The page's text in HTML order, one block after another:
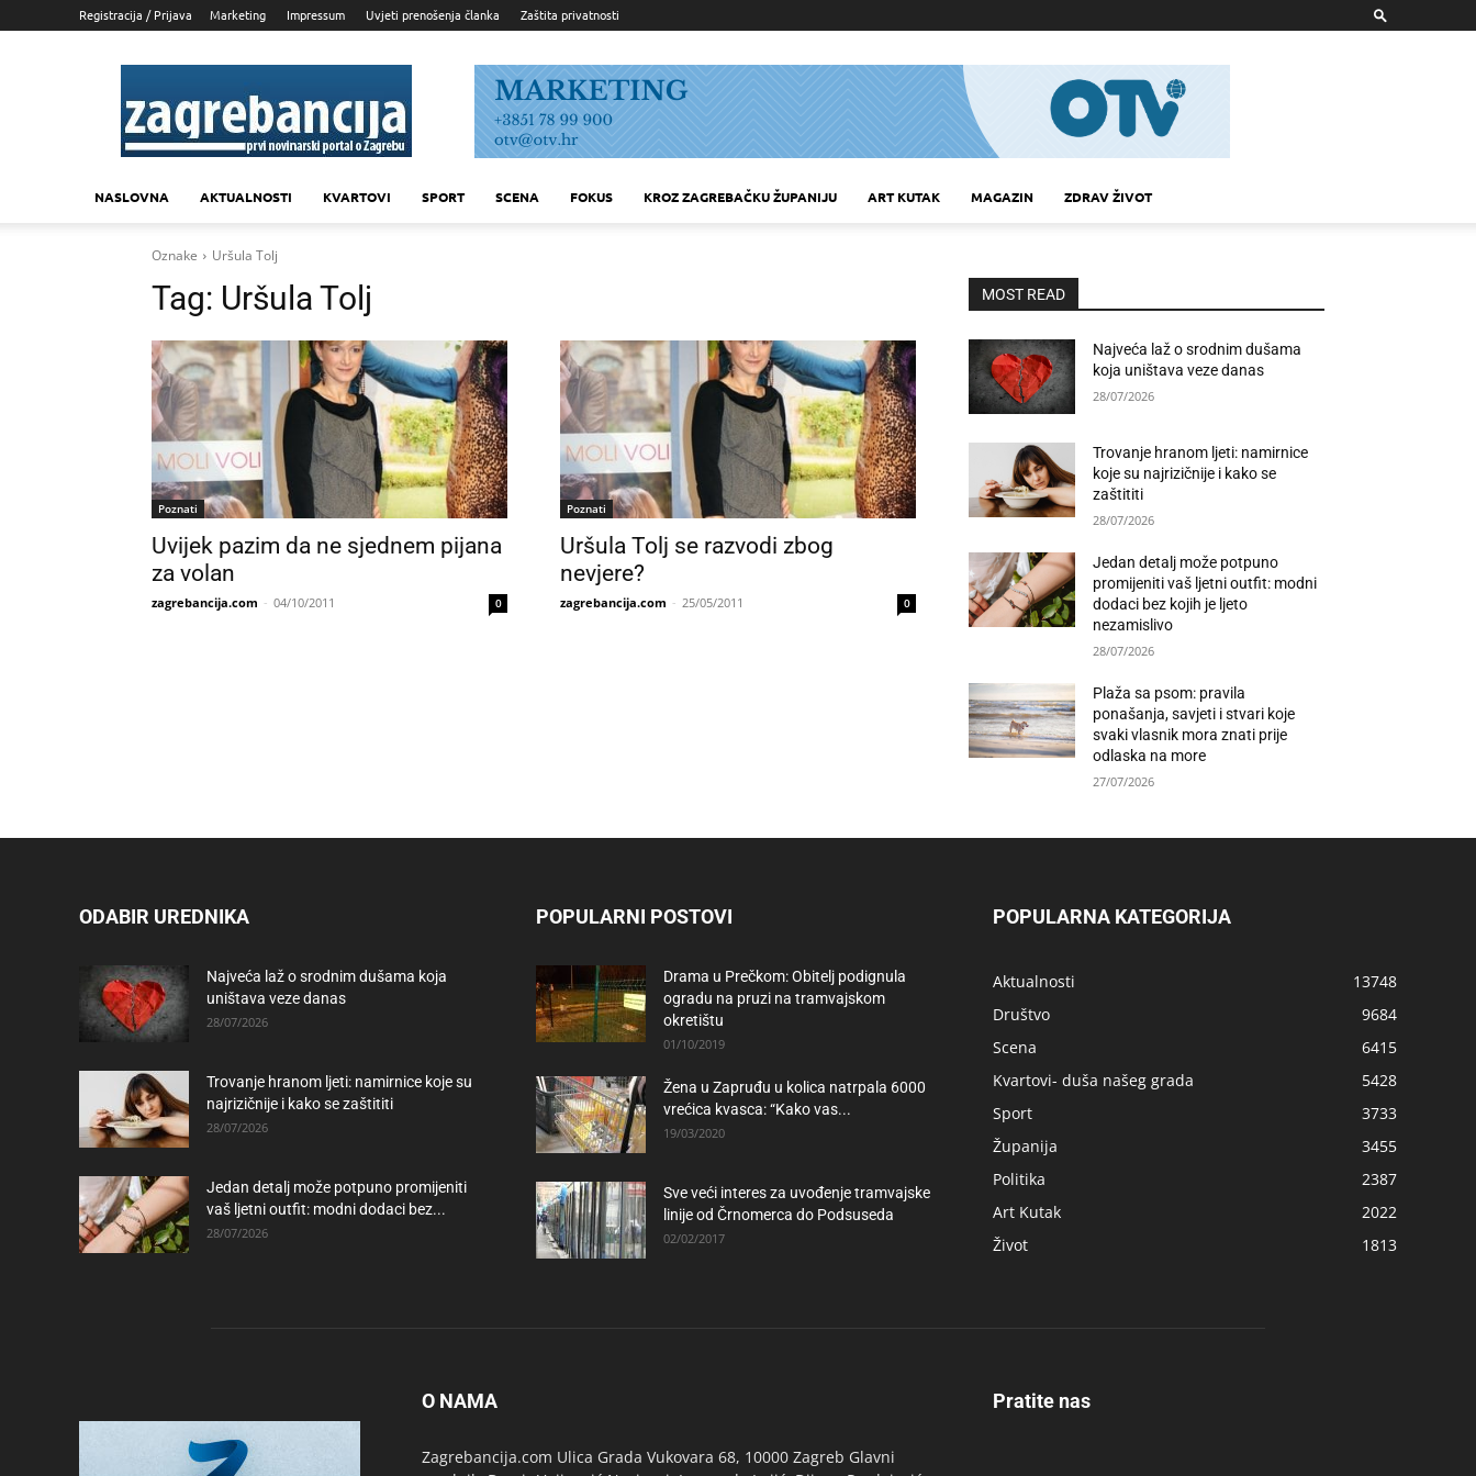
Registracija / Prijava Marketing Impressum Uvjeti prenošenja članka Zaštita privatnosti
Zagrebancija
NASLOVNA AKTUALNOSTI KVARTOVI SPORT SCENA FOKUS KROZ ZAGREBAČKU ŽUPANIJU ART KUTAK MAGAZIN ZDRAV ŽIVOT
Oznake Uršula Tolj
Tag: Uršula Tolj
Poznati
Uvijek pazim da ne sjednem pijana
za volan
zagrebancija.com - 04/10/2011 0
Poznati
Uršula Tolj se razvodi zbog
nevjere?
zagrebancija.com - 25/05/2011 0
MOST READ
Najveća laž o srodnim dušama
koja uništava veze danas
28/07/2026
Trovanje hranom ljeti: namirnice
koje su najrizičnije i kako se
zaštititi
28/07/2026
Jedan detalj može potpuno
promijeniti vaš ljetni outfit: modni
dodaci bez kojih je ljeto
nezamislivo
28/07/2026
Plaža sa psom: pravila
ponašanja, savjeti i stvari koje
svaki vlasnik mora znati prije
odlaska na more
27/07/2026
ODABIR UREDNIKA
Najveća laž o srodnim dušama koja
uništava veze danas
28/07/2026
Trovanje hranom ljeti: namirnice koje su
najrizičnije i kako se zaštititi
28/07/2026
Jedan detalj može potpuno promijeniti
vaš ljetni outfit: modni dodaci bez...
28/07/2026
POPULARNI POSTOVI
Drama u Prečkom: Obitelj podignula
ogradu na pruzi na tramvajskom
okretištu
01/10/2019
Žena u Zapruđu u kolica natrpala 6000
vrećica kvasca: “Kako vas...
19/03/2020
Sve veći interes za uvođenje tramvajske
linije od Črnomerca do Podsuseda
02/02/2017
POPULARNA KATEGORIJA
Aktualnosti
13748
Društvo
9684
Scena
6415
Kvartovi- duša našeg grada
5428
Sport
3733
Županija
3455
Politika
2387
Art Kutak
2022
Život
1813
O NAMA
Zagrebancija.com Ulica Grada Vukovara 68, 10000 Zagreb Glavni
Pratite nas